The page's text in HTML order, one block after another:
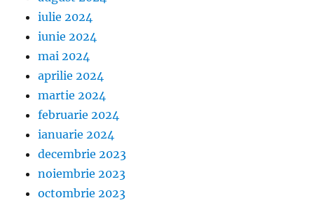
iulie 2024
iunie 2024
mai 2024
aprilie 2024
martie 2024
februarie 2024
ianuarie 2024
decembrie 2023
noiembrie 2023
octombrie 2023